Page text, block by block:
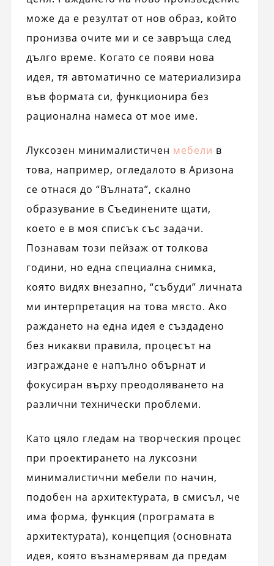
може да е резултат от нов образ, който
пронизва очите ми и се завръща след
дълго време. Когато се появи нова
идея, тя автоматично се материализира
във формата си, функционира без
рационална намеса от мое име.
Луксозен минималистичен мебели в
това, например, огледалото в Аризона
се отнася до “Вълната”, скално
образувание в Съединените щати,
което е в моя списък със задачи.
Познавам този пейзаж от толкова
години, но една специална снимка,
която видях внезапно, “събуди” личната
ми интерпретация на това място. Ако
раждането на една идея е създадено
без никакви правила, процесът на
изграждане е напълно обърнат и
фокусиран върху преодоляването на
различни технически проблеми.
Като цяло гледам на творческия процес
при проектирането на луксозни
минималистични мебели по начин,
подобен на архитектурата, в смисъл, че
има форма, функция (програмата в
архитектурата), концепция (основната
идея, която възнамерявам да предам